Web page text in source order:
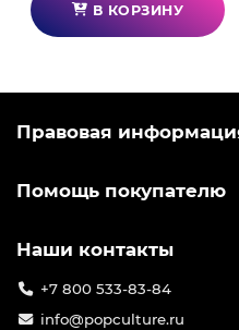
Уничтожайте своих
В КОРЗИНУ
Правовая
Помощь покупателю
Наши контакты
+7 800 533-83-84
info@popculture.ru